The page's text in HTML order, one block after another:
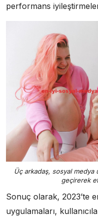
performans
Üç arkadaş, sosyal medya
geçirerek
Sonuç olarak, 2023’te
uygulamaları,